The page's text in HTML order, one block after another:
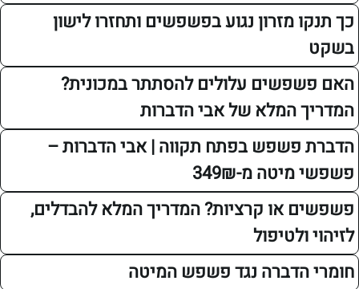
מזרון נגוע בפשפשים ותחזרו לישון
עלולים להסתתר במכונית?
המלא של אבי הדברות
בפתח תקווה | אבי הדברות –
מ-349₪
או קרציות? המדריך המלא להבדלים,
נגד פשפש המיטה